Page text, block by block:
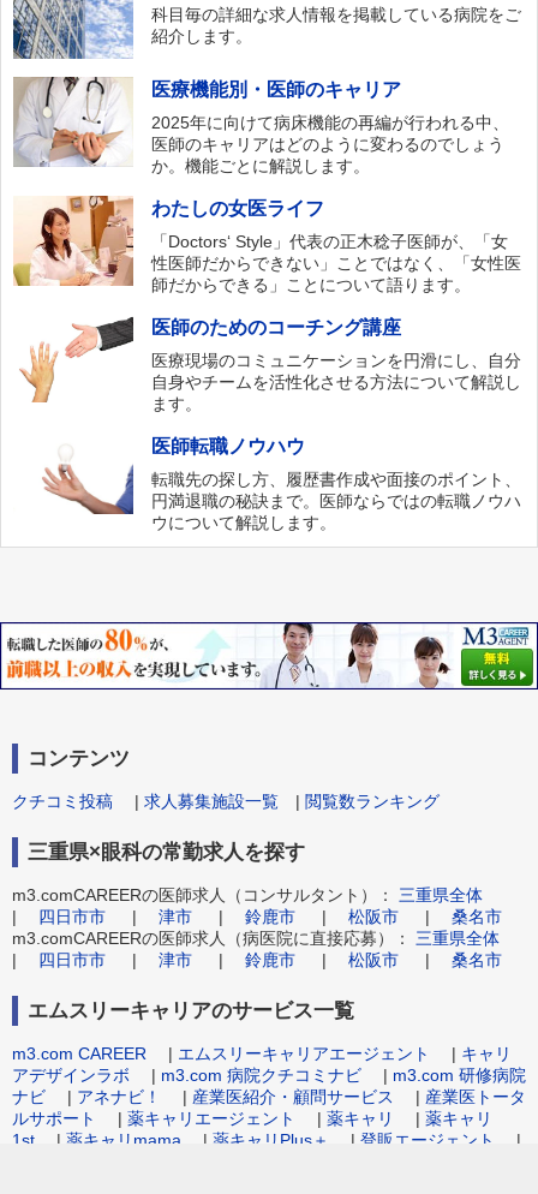
科目毎の詳細な求人情報を掲載している病院をご
紹介します。
医療機能別・医師のキャリア
2025年に向けて病床機能の再編が行われる中、
医師のキャリアはどのように変わるのでしょう
か。機能ごとに解説します。
わたしの女医ライフ
「Doctors‘ Style」代表の正木稔子医師が、「女
性医師だからできない」ことではなく、「女性医
師だからできる」ことについて語ります。
医師のためのコーチング講座
医療現場のコミュニケーションを円滑にし、自分
自身やチームを活性化させる方法について解説し
ます。
医師転職ノウハウ
転職先の探し方、履歴書作成や面接のポイント、
円満退職の秘訣まで。医師ならではの転職ノウハ
ウについて解説します。
コンテンツ
クチコミ投稿 | 求人募集施設一覧 | 閲覧数ランキング
三重県×眼科の常勤求人を探す
m3.comCAREERの医師求人（コンサルタント）： 三重県全体
| 四日市市 | 津市 | 鈴鹿市 | 松阪市 | 桑名市
m3.comCAREERの医師求人（病医院に直接応募）： 三重県全体
| 四日市市 | 津市 | 鈴鹿市 | 松阪市 | 桑名市
エムスリーキャリアのサービス一覧
m3.com CAREER | エムスリーキャリアエージェント | キャリ
アデザインラボ | m3.com 病院クチコミナビ | m3.com 研修病院
ナビ | アネナビ！ | 産業医紹介・顧問サービス | 産業医トータ
ルサポート
| 薬キャリエージェント | 薬キャリ | 薬キャリ
1st | 薬キャリmama | 薬キャリPlus＋ | 登販エージェント
|